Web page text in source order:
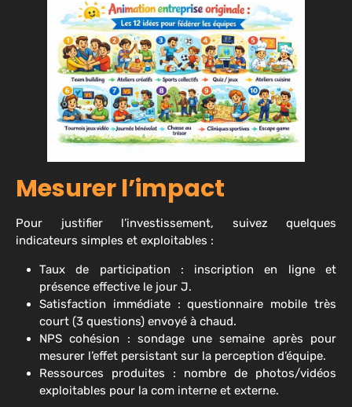
Mesurer l’impact
Pour justifier l’investissement, suivez quelques
indicateurs simples et exploitables :
Taux de participation : inscription en ligne et
présence effective le jour J.
Satisfaction immédiate : questionnaire mobile très
court (3 questions) envoyé à chaud.
NPS cohésion : sondage une semaine après pour
mesurer l’effet persistant sur la perception d’équipe.
Ressources produites : nombre de photos/vidéos
exploitables pour la com interne et externe.